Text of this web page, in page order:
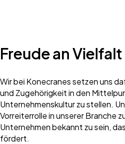
Freude an Vielfalt
Wir bei Konecranes setzen uns
und Zugehörigkeit in den
Unternehmenskultur zu stellen.
Vorreiterrolle in unserer Branche
Unternehmen bekannt zu sein,
fördert.